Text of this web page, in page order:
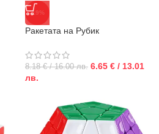
-19%
Ракетата на Рубик
8.18 € / 16.00 лв. 6.65 € / 13.01
лв.